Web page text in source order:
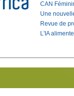
CAN
Une
Revue de
L'IA